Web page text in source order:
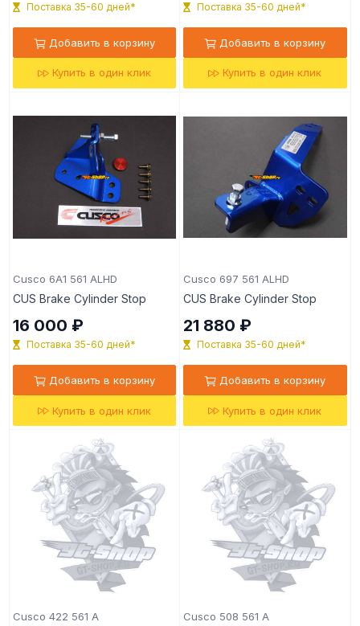
Поставка 35-60 дней*
Добавить в корзину
Купить в один клик
Поставка 35-60 дней*
Добавить в корзину
Купить в один клик
Cusco 6A1 561 ALHD
CUS Brake Cylinder Stop
16 000 ₽
Поставка 35-60 дней*
Добавить в корзину
Купить в один клик
Cusco 697 561 ALHD
CUS Brake Cylinder Stop
21 880 ₽
Поставка 35-60 дней*
Добавить в корзину
Купить в один клик
Cusco 422 561 A Cusco 508 561 A